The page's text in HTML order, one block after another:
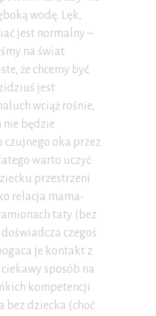
wodę. Lęk,
jest normalny –
na świat
że chcemy być
jest
wciąż rośnie,
nie będzie
czujnego oka przez
warto uczyć
przestrzeni
relacja mama-
taty (bez
czegoś
je kontakt z
sposób na
kompetencji
bez dziecka (choć